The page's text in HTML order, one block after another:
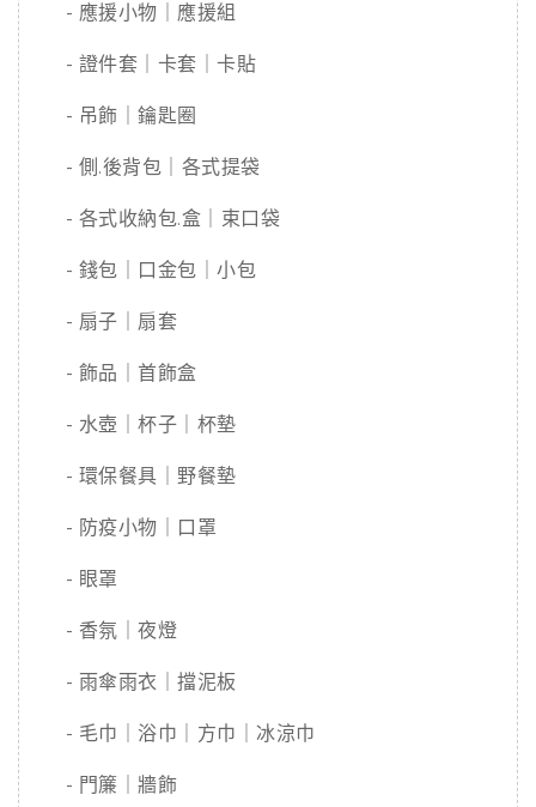
- 應援小物｜應援組
- 證件套｜卡套｜卡貼
- 吊飾｜鑰匙圈
- 側.後背包｜各式提袋
- 各式收納包.盒｜束口袋
- 錢包｜口金包｜小包
- 扇子｜扇套
- 飾品｜首飾盒
- 水壺｜杯子｜杯墊
- 環保餐具｜野餐墊
- 防疫小物｜口罩
- 眼罩
- 香氛｜夜燈
- 雨傘雨衣｜擋泥板
- 毛巾｜浴巾｜方巾｜冰涼巾
- 門簾｜牆飾